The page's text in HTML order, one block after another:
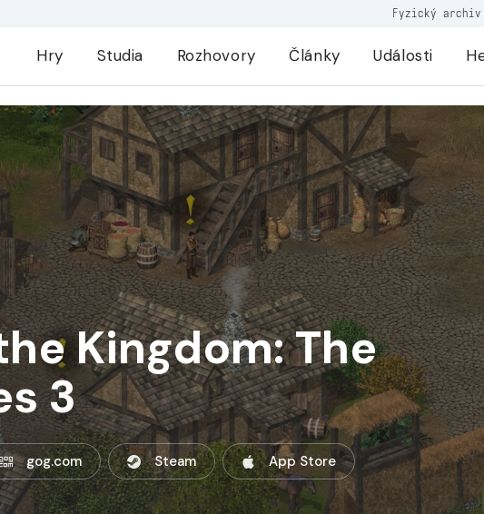
Fyzický archiv
Hry Studia Rozhovory Články Události
Kingdom: The
3
gog.com Steam App Store